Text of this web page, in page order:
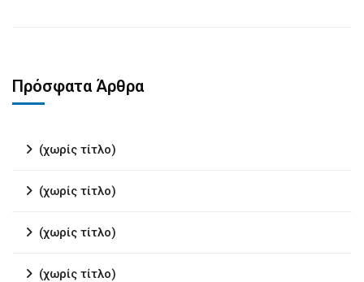
Πρόσφατα Άρθρα
(χωρίς τίτλο)
(χωρίς τίτλο)
(χωρίς τίτλο)
(χωρίς τίτλο)